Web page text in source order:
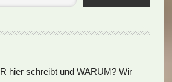
hier schreibt und WARUM? Wir